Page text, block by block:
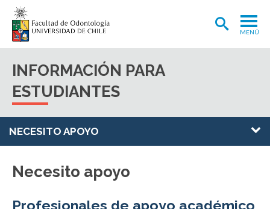
MENÚ
CARRERA
INTERNACIONAL
CLÍNICA ODONTOLÓGICA
INFORMACIÓN PARA
ESTUDIANTES
NECESITO APOYO
Necesito apoyo
Profesionales de apoyo académico